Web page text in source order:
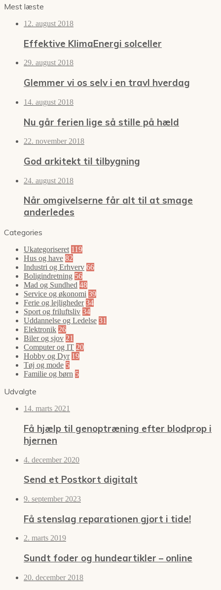
Mest læste
12. august 2018
Effektive KlimaEnergi solceller
29. august 2018
Glemmer vi os selv i en travl hverdag
14. august 2018
Nu går ferien lige så stille på hæld
22. november 2018
God arkitekt til tilbygning
24. august 2018
Når omgivelserne får alt til at smage
anderledes
Categories
Ukategoriseret 119
Hus og have 82
Industri og Erhverv 66
Boligindretning 56
Mad og Sundhed 48
Service og økonomi 39
Ferie og lejligheder 34
Sport og friluftsliv 34
Uddannelse og Ledelse 31
Elektronik 26
Biler og sjov 21
Computer og IT 20
Hobby og Dyr 19
Tøj og mode 5
Familie og børn 5
Udvalgte
14. marts 2021
Få hjælp til genoptræning efter blodprop i
hjernen
4. december 2020
Send et Postkort digitalt
9. september 2023
Få stenslag reparationen gjort i tide!
2. marts 2019
Sundt foder og hundeartikler – online
20. december 2018